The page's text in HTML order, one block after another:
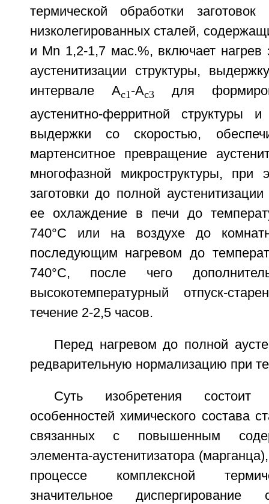
термической обработки заготовок
низколегированных сталей,
и Mn 1,2-1,7 мас.%, включает нагрев
аустенитизации структуры,
интервале Ac1-Ac3 для
аустенитно-ферритной структуры
выдержки со скоростью,
мартенситное превращение
многофазной микроструктуры, при
заготовки до полной
ее охлаждение в печи до
740°C или на воздухе до
последующим нагревом до
740°C, после чего
высокотемпературный отпуск-
течение 2-2,5 часов.
Перед нагревом до полной
редварительную нормализацию при
Суть изобретения состоит
особенностей химического состава
связанных с повышенным
элемента-аустенитизатора
процессе комплексной
значительное